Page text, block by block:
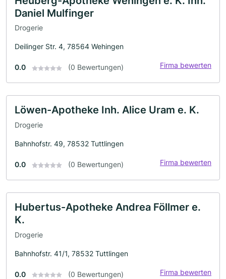
Daniel Mulfinger
Drogerie
Deilinger Str. 4, 78564 Wehingen
0.0 (0 Bewertungen) Firma bewerten
Löwen-Apotheke Inh. Alice Uram e. K.
Drogerie
Bahnhofstr. 49, 78532 Tuttlingen
0.0 (0 Bewertungen) Firma bewerten
Hubertus-Apotheke Andrea Föllmer e.
K.
Drogerie
Bahnhofstr. 41/1, 78532 Tuttlingen
0.0 (0 Bewertungen) Firma bewerten